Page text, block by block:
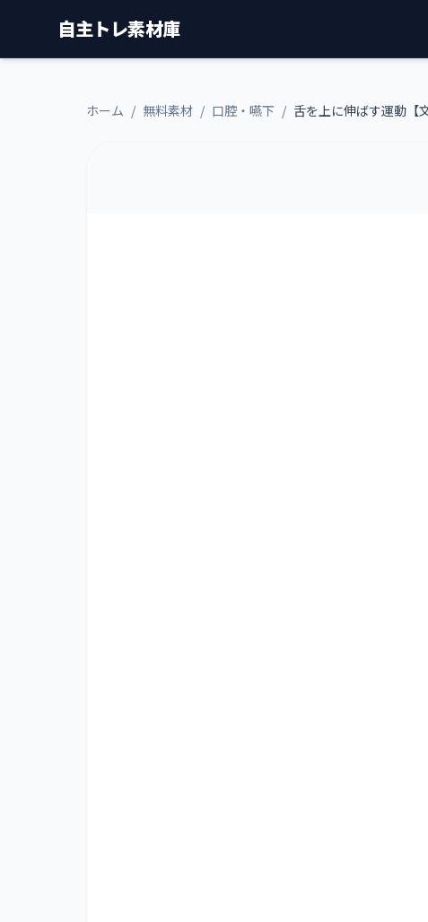
自主トレ素材庫
ホーム / 無料素材 / 口腔・嚥下 / 舌を上に伸ばす運動【